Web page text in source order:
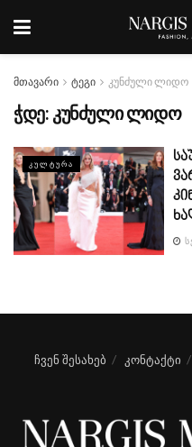
მთავარი ტეგი კუნძული ლიდო
ჭდე: კუნძული ლიდო
ᲙᲣᲚᲢᲣᲠᲐ
ჩვენ შესახებ კონტაქტი